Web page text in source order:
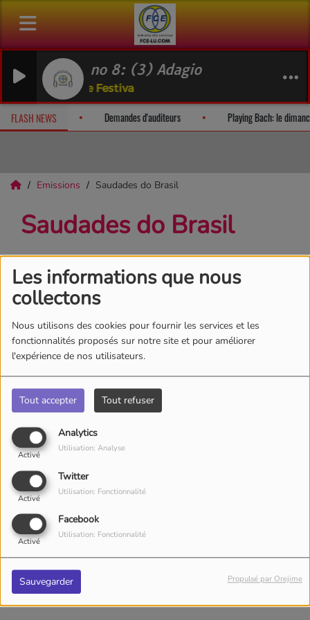
Les informations que nous
collectons
Nous utilisons des cookies pour fournir les services et les
fonctionnalités proposés sur notre site et pour améliorer
l'expérience de nos utilisateurs.
Tout accepter Tout refuser
Analytics
Activé
Utilisation: Analyse
Twitter
Activé
Utilisation: Fonctionnalité
Facebook
Activé
Utilisation: Fonctionnalité
Sauvegarder Propulsé par Orejime
Symphonie no 8: (3) Adagio
Philharmonie Festiva
FLASH NEWS
available Demandes d'auditeurs Playing Bach: le
Emissions Saudades do Brasil
Saudades do Brasil
MERCREDI, DE 17:30 À 18:00